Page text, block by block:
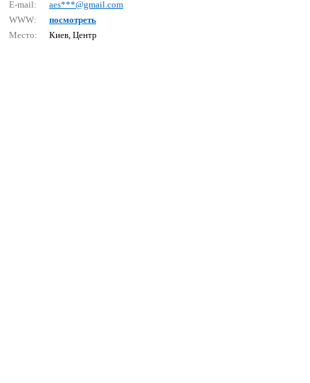
E-mail:
аеs***@gmаil.соm
WWW:
посмотреть
Место:
Киев, Центр